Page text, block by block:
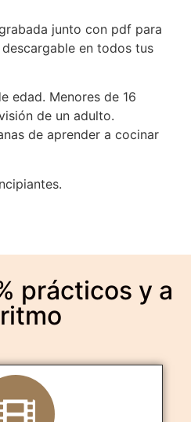
junto con pdf para
en todos tus
edad. Menores de 16
de un adulto.
de aprender a cocinar
prácticos y a